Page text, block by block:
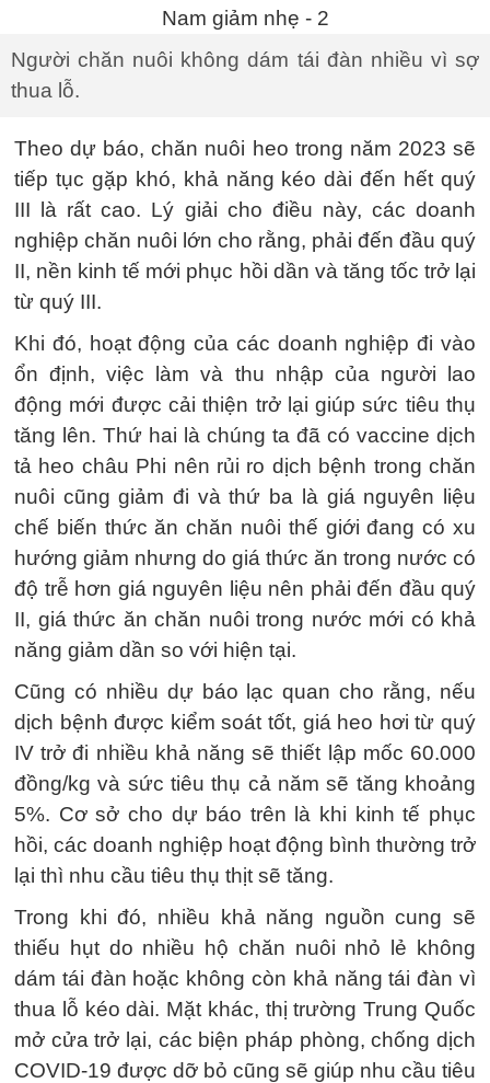
Người chăn nuôi không dám tái đàn nhiều vì sợ
thua lỗ.
Theo dự báo, chăn nuôi heo trong năm 2023 sẽ
tiếp tục gặp khó, khả năng kéo dài đến hết quý
III là rất cao. Lý giải cho điều này, các doanh
nghiệp chăn nuôi lớn cho rằng, phải đến đầu quý
II, nền kinh tế mới phục hồi dần và tăng tốc trở lại
từ quý III.
Khi đó, hoạt động của các doanh nghiệp đi vào
ổn định, việc làm và thu nhập của người lao
động mới được cải thiện trở lại giúp sức tiêu thụ
tăng lên. Thứ hai là chúng ta đã có vaccine dịch
tả heo châu Phi nên rủi ro dịch bệnh trong chăn
nuôi cũng giảm đi và thứ ba là giá nguyên liệu
chế biến thức ăn chăn nuôi thế giới đang có xu
hướng giảm nhưng do giá thức ăn trong nước có
độ trễ hơn giá nguyên liệu nên phải đến đầu quý
II, giá thức ăn chăn nuôi trong nước mới có khả
năng giảm dần so với hiện tại.
Cũng có nhiều dự báo lạc quan cho rằng, nếu
dịch bệnh được kiểm soát tốt, giá heo hơi từ quý
IV trở đi nhiều khả năng sẽ thiết lập mốc 60.000
đồng/kg và sức tiêu thụ cả năm sẽ tăng khoảng
5%. Cơ sở cho dự báo trên là khi kinh tế phục
hồi, các doanh nghiệp hoạt động bình thường trở
lại thì nhu cầu tiêu thụ thịt sẽ tăng.
Trong khi đó, nhiều khả năng nguồn cung sẽ
thiếu hụt do nhiều hộ chăn nuôi nhỏ lẻ không
dám tái đàn hoặc không còn khả năng tái đàn vì
thua lỗ kéo dài. Mặt khác, thị trường Trung Quốc
mở cửa trở lại, các biện pháp phòng, chống dịch
COVID-19 được dỡ bỏ cũng sẽ giúp nhu cầu tiêu